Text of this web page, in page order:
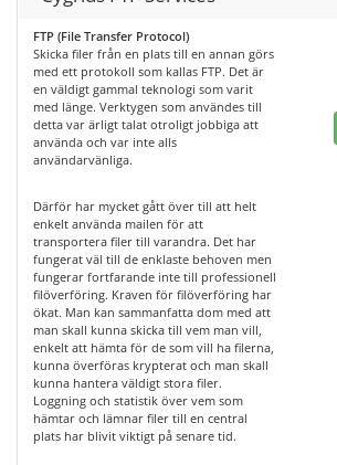
FTP (File Transfer Protocol)
Skicka filer från en plats till en annan görs
med ett protokoll som kallas FTP. Det är
en väldigt gammal teknologi som varit
med länge. Verktygen som användes till
detta var ärligt talat otroligt jobbiga att
använda och var inte alls
användarvänliga.
Därför har mycket gått över till att helt
enkelt använda mailen för att
transportera filer till varandra. Det har
fungerat väl till de enklaste behoven men
fungerar fortfarande inte till professionell
filöverföring. Kraven för filöverföring har
ökat. Man kan sammanfatta dom med att
man skall kunna skicka till vem man vill,
enkelt att hämta för de som vill ha filerna,
kunna överföras krypterat och man skall
kunna hantera väldigt stora filer.
Loggning och statistik över vem som
hämtar och lämnar filer till en central
plats har blivit viktigt på senare tid.